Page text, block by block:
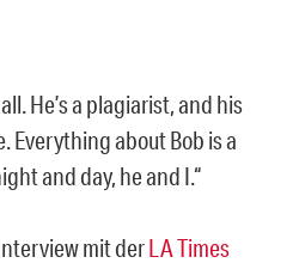
He’s a plagiarist, and his
Everything about Bob is a
and day, he and I.“
mit derLA Times